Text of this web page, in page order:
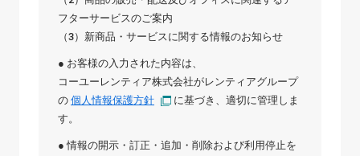
フターサービスのご案内
（3）新商品・サービスに関する情報のお知らせ
● お客様の入力された内容は、
コーユーレンティア株式会社がレンティアグループ
の 個人情報保護方針
に基づき、適切に管理しま
す。
● 情報の開示・訂正・追加・削除および利用停止を